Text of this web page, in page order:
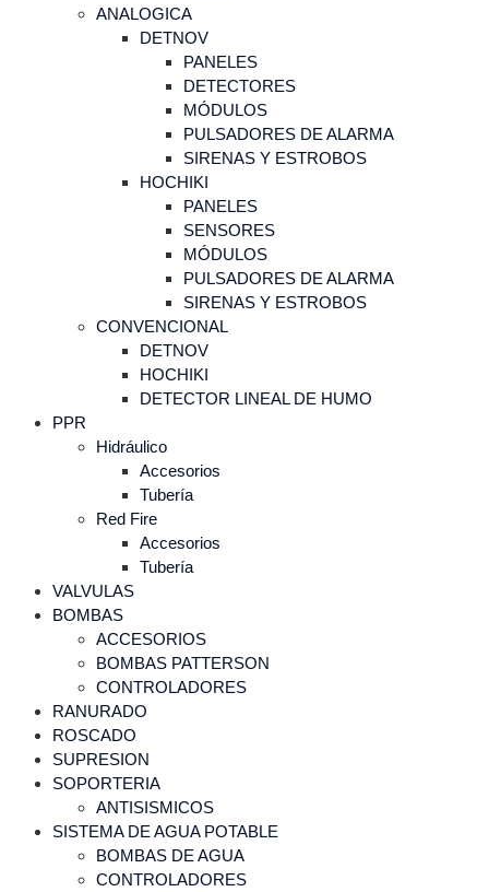
ANALOGICA
DETNOV
PANELES
DETECTORES
MÓDULOS
PULSADORES DE ALARMA
SIRENAS Y ESTROBOS
HOCHIKI
PANELES
SENSORES
MÓDULOS
PULSADORES DE ALARMA
SIRENAS Y ESTROBOS
CONVENCIONAL
DETNOV
HOCHIKI
DETECTOR LINEAL DE HUMO
PPR
Hidráulico
Accesorios
Tubería
Red Fire
Accesorios
Tubería
VALVULAS
BOMBAS
ACCESORIOS
BOMBAS PATTERSON
CONTROLADORES
RANURADO
ROSCADO
SUPRESION
SOPORTERIA
ANTISISMICOS
SISTEMA DE AGUA POTABLE
BOMBAS DE AGUA
CONTROLADORES